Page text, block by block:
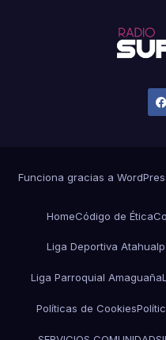
Funciona gracias a
HomeCódigo de Ética
Liga Deportiva
Liga Parroquial Amaguaña
Políticas de Cookies